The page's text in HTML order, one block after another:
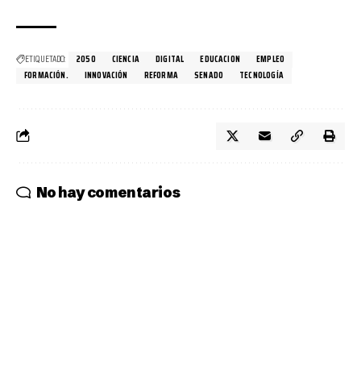
ETIQUETADO: 2050 CIENCIA DIGITAL EDUCACION
EMPLEO
FORMACIÓN.
INNOVACIÓN REFORMA SENADO TECNOLOGÍA
No hay comentarios